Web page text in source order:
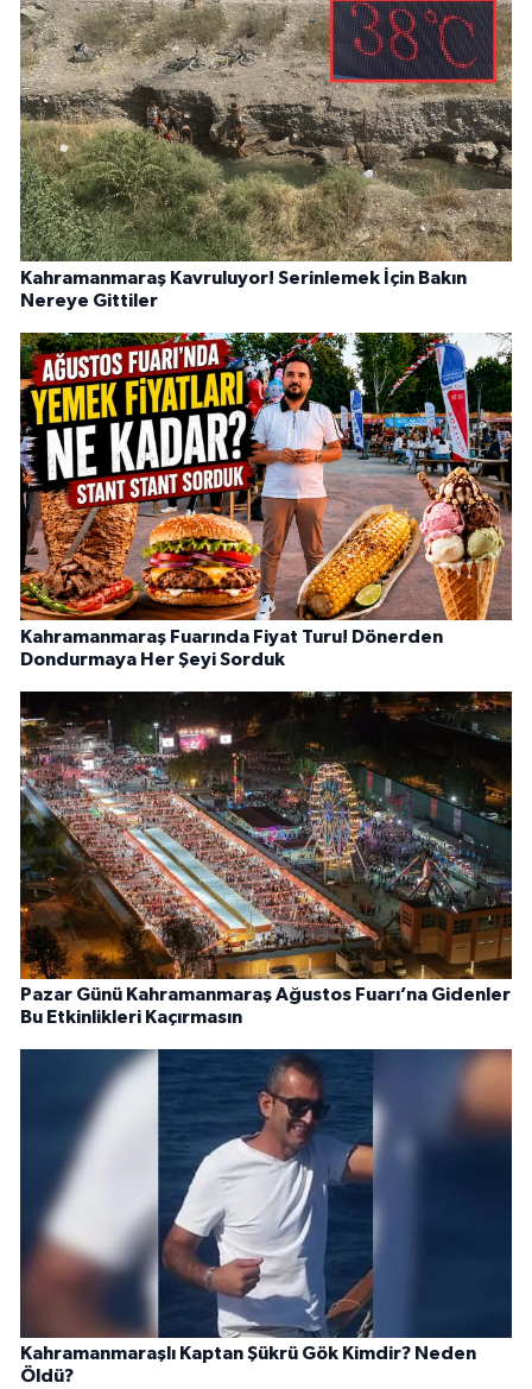
Kahramanmaraş Kavruluyor! Serinlemek İçin Bakın
Nereye Gittiler
Kahramanmaraş Fuarında Fiyat Turu! Dönerden
Dondurmaya Her Şeyi Sorduk
Pazar Günü Kahramanmaraş Ağustos Fuarı’na Gidenler
Bu Etkinlikleri Kaçırmasın
Kahramanmaraşlı Kaptan Şükrü Gök Kimdir? Neden
Öldü?